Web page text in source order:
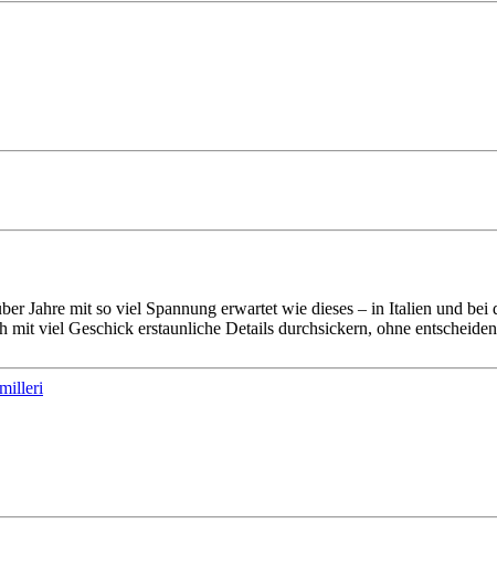
Jahre mit so viel Spannung erwartet wie dieses – in Italien und
viel Geschick erstaun­liche Details durch­sickern, ohne